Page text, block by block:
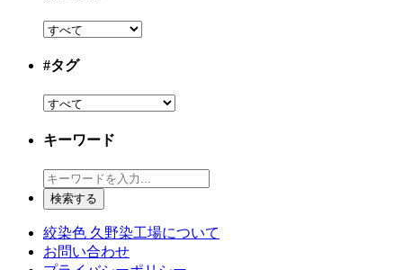
#タグ
キーワード
絞染色 久野染工場について
お問い合わせ